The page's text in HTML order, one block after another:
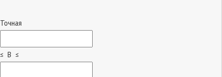
Точная
≤ B ≤